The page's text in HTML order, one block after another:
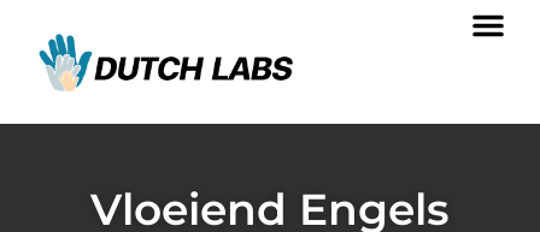
Vloeiend Engels